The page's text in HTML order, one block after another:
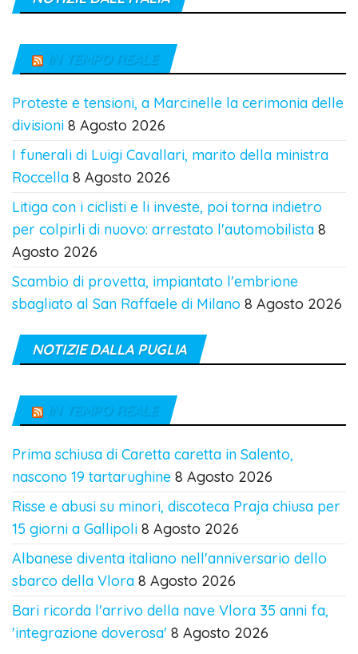
IN TEMPO REALE
Proteste e tensioni, a Marcinelle la cerimonia delle
divisioni 8 Agosto 2026
I funerali di Luigi Cavallari, marito della ministra
Roccella 8 Agosto 2026
Litiga con i ciclisti e li investe, poi torna indietro
per colpirli di nuovo: arrestato l'automobilista 8
Agosto 2026
Scambio di provetta, impiantato l'embrione
sbagliato al San Raffaele di Milano 8 Agosto 2026
NOTIZIE DALLA PUGLIA
IN TEMPO REALE
Prima schiusa di Caretta caretta in Salento,
nascono 19 tartarughine 8 Agosto 2026
Risse e abusi su minori, discoteca Praja chiusa per
15 giorni a Gallipoli 8 Agosto 2026
Albanese diventa italiano nell'anniversario dello
sbarco della Vlora 8 Agosto 2026
Bari ricorda l'arrivo della nave Vlora 35 anni fa,
'integrazione doverosa' 8 Agosto 2026